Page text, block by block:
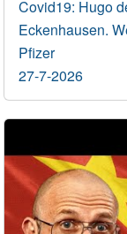
Covid19: Hugo
Eckenhausen.
Pfizer
27-7-2026